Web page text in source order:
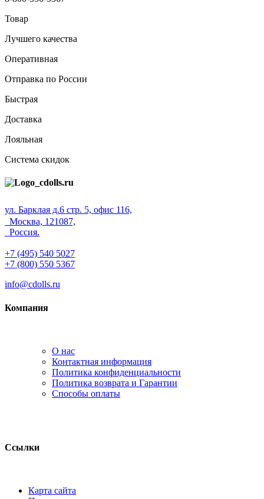
Товар
Лучшего качества
Оперативная
Отправка по России
Быстрая
Доставка
Лояльная
Система скидок
ул. Барклая д.6 стр. 5, офис 116,
Москва, 121087,
Россия.
+7 (495) 540 5027
+7 (800) 550 5367
info@cdolls.ru
Компания
О нас
Контактная информация
Политика конфиденциальности
Политика возврата и Гарантии
Способы оплаты
Ссылки
Карта сайта